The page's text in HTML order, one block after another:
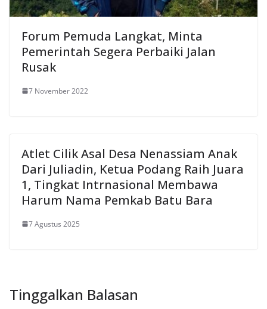
Forum Pemuda Langkat, Minta
Pemerintah Segera Perbaiki Jalan
Rusak
7 November 2022
Atlet Cilik Asal Desa Nenassiam Anak
Dari Juliadin, Ketua Podang Raih Juara
1, Tingkat Intrnasional Membawa
Harum Nama Pemkab Batu Bara
7 Agustus 2025
Tinggalkan Balasan